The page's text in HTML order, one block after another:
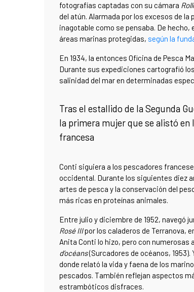
fotografías captadas con su cámara
del atún. Alarmada por los excesos de
inagotable como se pensaba. De hecho,
áreas marinas protegidas, según la
En 1934, la entonces Oficina de Pesca
Durante sus expediciones cartografió
salinidad del mar en determinadas
Tras el estallido de la Segunda
la primera mujer que se alistó en
francesa
Conti siguiera a los pescadores
occidental. Durante los siguientes diez
artes de pesca y la conservación del
más ricas en proteínas animales.
Entre julio y diciembre de 1952, navegó
Rosé IIIpor los caladeros de Terranova,
Anita Conti lo hizo, pero con
d’océans(Surcadores de océanos,
donde relató la vida y faena de los
pescados. También reflejan aspectos
estrambóticos disfraces.